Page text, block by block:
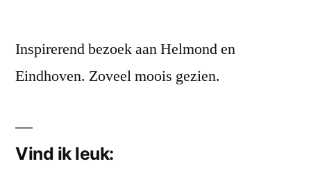
Inspirerend bezoek aan Helmond en
Eindhoven. Zoveel moois gezien.
Vind ik leuk: